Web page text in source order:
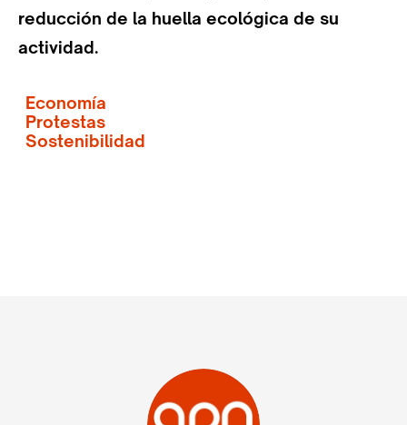
reducción de la huella ecológica de su
actividad.
Economía
Protestas
Sostenibilidad